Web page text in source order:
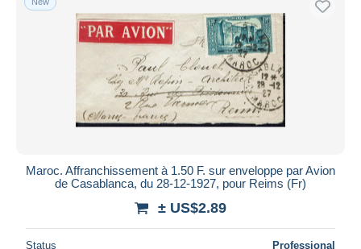
Maroc. Affranchissement à 1.50 F. sur enveloppe par Avion
de Casablanca, du 28-12-1927, pour Reims (Fr)
± US$2.89
Status Professional